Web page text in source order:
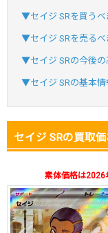
オリパスタジアム
・
オリくじ
・初
▼セイジ SRを買うべ
▼セイジ SRを売るべ
▼セイジ SRの今後の
▼セイジ SRの基本情
セイジ SRの買取
素体価格は2026